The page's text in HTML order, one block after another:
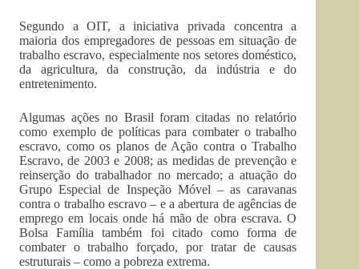
Segundo a OIT, a iniciativa privada concentra a
maioria dos empregadores de pessoas em situação de
trabalho escravo, especialmente nos setores doméstico,
da agricultura, da construção, da indústria e do
entretenimento.
Algumas ações no Brasil foram citadas no relatório
como exemplo de políticas para combater o trabalho
escravo, como os planos de Ação contra o Trabalho
Escravo, de 2003 e 2008; as medidas de prevenção e
reinserção do trabalhador no mercado; a atuação do
Grupo Especial de Inspeção Móvel – as caravanas
contra o trabalho escravo – e a abertura de agências de
emprego em locais onde há mão de obra escrava. O
Bolsa Família também foi citado como forma de
combater o trabalho forçado, por tratar de causas
estruturais – como a pobreza extrema.